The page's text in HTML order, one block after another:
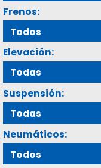
Frenos:
Elevación:
Suspensión:
Neumáticos: